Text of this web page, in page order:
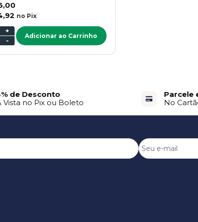
no Pix
-
+
Adicionar ao Carrinho
de Desconto
Vista no Pix ou Boleto
Parcele
No